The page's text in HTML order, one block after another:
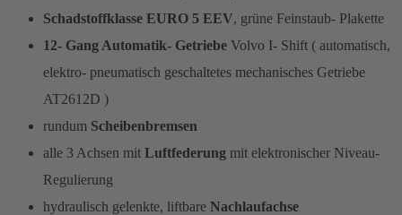
Schadstoffklasse EURO 5 EEV, grüne Feinstaub- Plakette
12- Gang Automatik- Getriebe Volvo I- Shift ( automatisch,
elektro- pneumatisch geschaltetes mechanisches Getriebe
AT2612D )
rundum Scheibenbremsen
alle 3 Achsen mit Luftfederung mit elektronischer Niveau-
Regulierung
hydraulisch gelenkte, liftbare Nachlaufachse